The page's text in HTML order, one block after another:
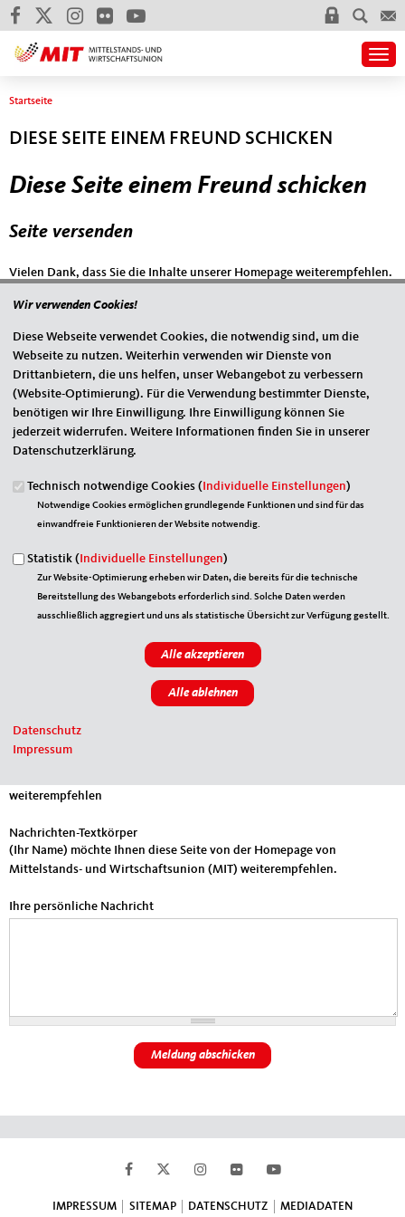
Sie sind hier
Startseite
DIESE SEITE EINEM FREUND SCHICKEN
Diese Seite einem Freund schicken
Seite versenden
Vielen Dank, dass Sie die Inhalte unserer Homepage weiterempfehlen.
Anmerkung: Ihre E-Mail-Adresse wird benötigt um die Personen, denen
Empfehlung kommt, und dass es kein Spam ist.
Das mit * gekennzeichnete Feld ist ein Pflichtfeld.
Eigene E-Mail-Adresse*
Sie können mehrere Empfänger mit Komma getrennt eingeben.
Sie leiten den folgenden Inhalt weiter
MIT-Konjunkturbrief Mittelstand aktuell Juni 2026
Nachrichtenbetreff
weiterempfehlen
Nachrichten-Textkörper
(Ihr Name) möchte Ihnen diese Seite von der Homepage von
Mittelstands- und Wirtschaftsunion (MIT) weiterempfehlen.
Ihre persönliche Nachricht
IMPRESSUM SITEMAP DATENSCHUTZ MEDIADATEN
Wir verwenden Cookies!
Diese Webseite verwendet Cookies, die notwendig sind, um die
Webseite zu nutzen. Weiterhin verwenden wir Dienste von
Drittanbietern, die uns helfen, unser Webangebot zu verbessern
(Website-Optimierung). Für die Verwendung bestimmter Dienste,
benötigen wir Ihre Einwilligung. Ihre Einwilligung können Sie
jederzeit widerrufen. Weitere Informationen finden Sie in unserer
Datenschutzerklärung.
Technisch notwendige Cookies (Individuelle Einstellungen)
Notwendige Cookies ermöglichen grundlegende Funktionen und sind für das
einwandfreie Funktionieren der Website notwendig.
Statistik ( Individuelle Einstellungen)
Zur Website-Optimierung erheben wir Daten, die bereits für die technische
Bereitstellung des Webangebots erforderlich sind. Solche Daten werden
ausschließlich aggregiert und uns als statistische Übersicht zur Verfügung gestellt.
Datenschutz
Impressum